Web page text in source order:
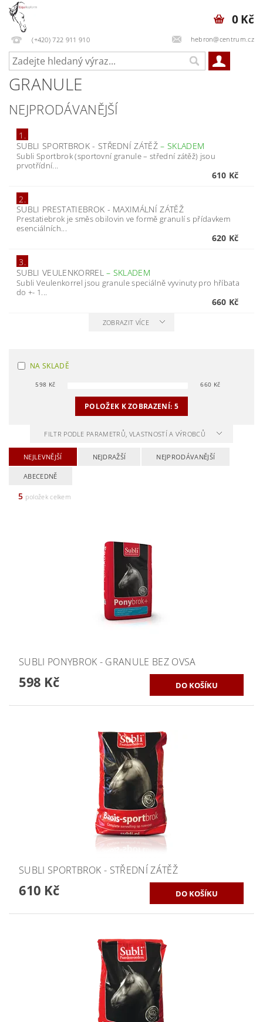
(+420) 722 911 910 hebron@centrum.cz
0 Kč
GRANULE
NEJPRODÁVANĚJŠÍ
1.
SUBLI SPORTBROK - STŘEDNÍ ZÁTĚŽ–SKLADEM
Subli Sportbrok (sportovní granule – střední zátěž) jsou
prvotřídní...
610 Kč
2.
SUBLI PRESTATIEBROK - MAXIMÁLNÍ ZÁTĚŽ
Prestatiebrok je směs obilovin ve formě granulí s přídavkem
esenciálních...
620 Kč
3.
SUBLI VEULENKORREL– SKLADEM
Subli Veulenkorrel jsou granule speciálně vyvinuty pro hříbata
do +- 1...
660 Kč
ZOBRAZIT VÍCE
NA SKLADĚ
598 Kč 660 Kč
POLOŽEK K ZOBRAZENÍ: 5
FILTR PODLE PARAMETRŮ, VLASTNOSTÍ A VÝROBCŮ
NEJLEVNĚJŠÍ NEJDRAŽŠÍ NEJPRODÁVANĚJŠÍ
ABECEDNĚ
5 položek celkem
SUBLI PONYBROK - GRANULE BEZ OVSA
598 Kč
SUBLI SPORTBROK - STŘEDNÍ ZÁTĚŽ
610 Kč